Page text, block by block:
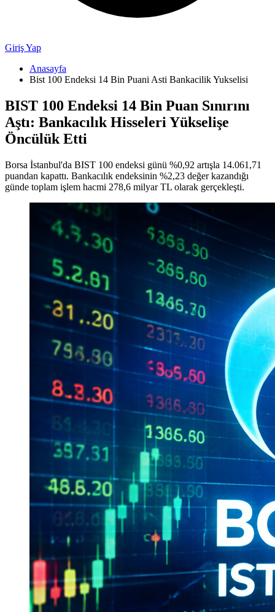
Giriş Yap
Anasayfa
Bist 100 Endeksi 14 Bin Puani Asti Bankacilik Yukselisi
BIST 100 Endeksi 14 Bin Puan Sınırını
Aştı: Bankacılık Hisseleri Yükselişe
Öncülük Etti
Borsa İstanbul'da BIST 100 endeksi günü %0,92 artışla 14.061,71
puandan kapattı. Bankacılık endeksinin %2,23 değer kazandığı
günde toplam işlem hacmi 278,6 milyar TL olarak gerçekleşti.